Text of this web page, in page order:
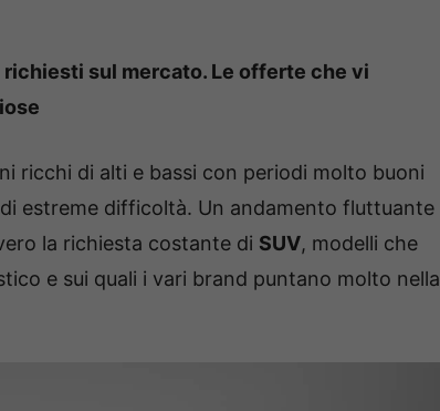
sul mercato. Le offerte che vi
ricchi di alti e bassi con periodi molto buoni
estreme difficoltà. Un andamento fluttuante
la richiesta costante di SUV, modelli che
e sui quali i vari brand puntano molto nella